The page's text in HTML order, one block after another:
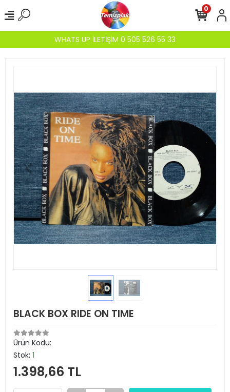
WHATS UP İLETİŞİM 0 505 526 55 33
0
BLACK BOX RIDE ON TIME
Ürün Kodu:
Stok: 1
1.398,66 TL